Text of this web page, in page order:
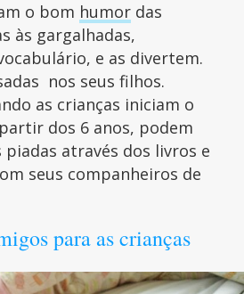
o bom humordas
às gargalhadas,
e as divertem.
nos seus filhos.
as crianças iniciam o
dos 6 anos, podem
através dos livros e
seus companheiros de
para as crianças